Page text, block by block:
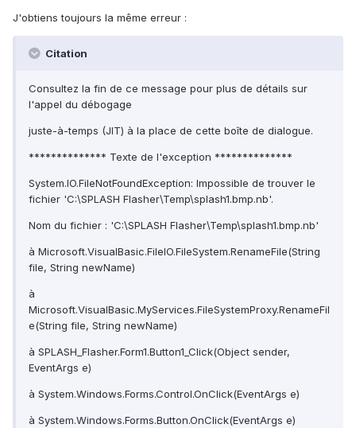
J'obtiens toujours la même erreur :
Citation
Consultez la fin de ce message pour plus de détails sur
l'appel du débogage
juste-à-temps (JIT) à la place de cette boîte de dialogue.
************** Texte de l'exception **************
System.IO.FileNotFoundException: Impossible de trouver le
fichier 'C:\SPLASH Flasher\Temp\splash1.bmp.nb'.
Nom du fichier : 'C:\SPLASH Flasher\Temp\splash1.bmp.nb'
à Microsoft.VisualBasic.FileIO.FileSystem.RenameFile(String
file, String newName)
à
Microsoft.VisualBasic.MyServices.FileSystemProxy.RenameFil
e(String file, String newName)
à SPLASH_Flasher.Form1.Button1_Click(Object sender,
EventArgs e)
à System.Windows.Forms.Control.OnClick(EventArgs e)
à System.Windows.Forms.Button.OnClick(EventArgs e)